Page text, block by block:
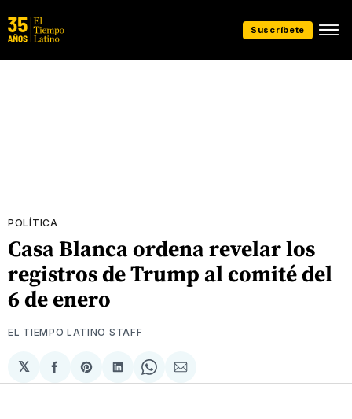
Suscríbete
POLÍTICA
Casa Blanca ordena revelar los
registros de Trump al comité del
6 de enero
EL TIEMPO LATINO STAFF
𝕏
Compartir
en
Share
on
Compartir
en
Share
on
Compartir
via